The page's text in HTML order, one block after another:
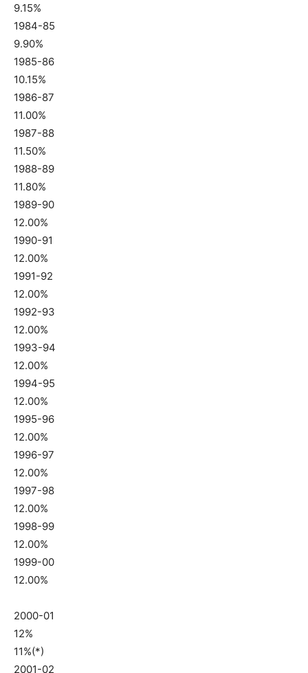
9.15%
1984-85
9.90%
1985-86
10.15%
1986-87
11.00%
1987-88
11.50%
1988-89
11.80%
1989-90
12.00%
1990-91
12.00%
1991-92
12.00%
1992-93
12.00%
1993-94
12.00%
1994-95
12.00%
1995-96
12.00%
1996-97
12.00%
1997-98
12.00%
1998-99
12.00%
1999-00
12.00%
2000-01
12%
11%(*)
2001-02